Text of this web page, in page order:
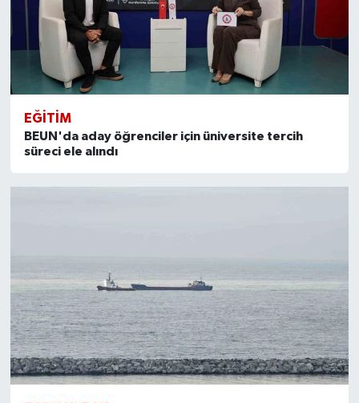
EĞİTİM
BEUN'da aday öğrenciler için üniversite tercih
süreci ele alındı